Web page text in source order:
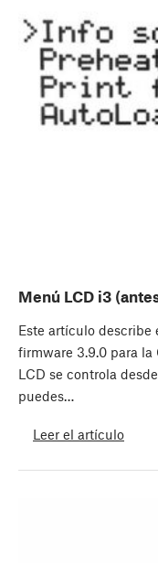
Menú LCD i3
Este artículo describe
firmware 3.9.0 para
LCD se controla
puedes…
Leer el artículo